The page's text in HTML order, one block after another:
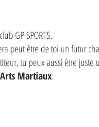
GP SPORTS.
peut être de toi un futur
tu peux aussi être juste
Arts Martiaux.